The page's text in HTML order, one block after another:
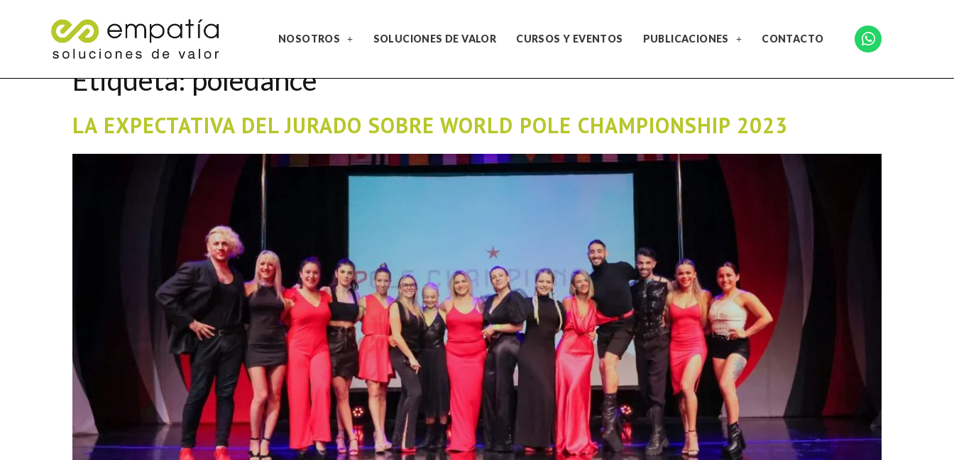
NOSOTROS SOLUCIONES DE VALOR CURSOS Y EVENTOS PUBLICACIONES CONTACTO
Etiqueta:poledance
LA EXPECTATIVA DEL JURADO SOBRE WORLD POLE CHAMPIONSHIP 2023